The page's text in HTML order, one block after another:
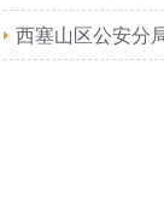
西塞山区公安分